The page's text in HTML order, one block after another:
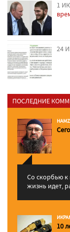
1
24
ПОСЛЕДНИЕ
Со скорбью к
жизнь идет,
10